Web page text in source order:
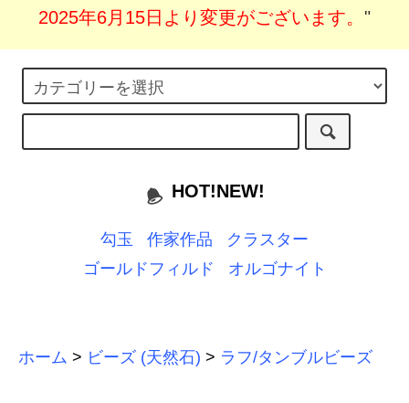
2025年6月15日より変更がございます。 "
HOT!NEW!
勾玉 作家作品
クラスター
ゴールドフィルド
オルゴナイト
ホーム > ビーズ (天然石) > ラフ/タンブルビーズ